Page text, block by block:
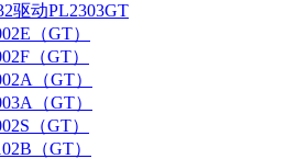
驱动PL2303GT
（GT）
（GT）
（GT）
（GT）
（GT）
（GT）